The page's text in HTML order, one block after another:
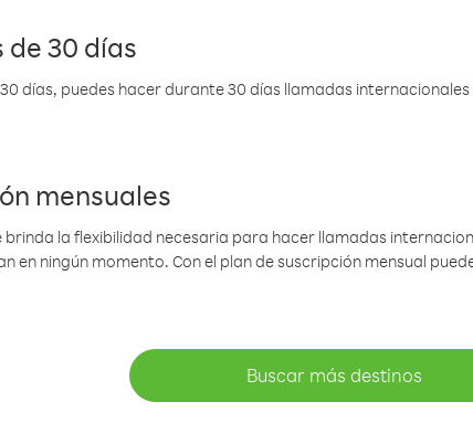
de 30 días
días, puedes hacer durante 30 días llamadas
mensuales
brinda la flexibilidad necesaria para hacer llamadas
en ningún momento. Con el plan de suscripción mensual
Buscar más destinos